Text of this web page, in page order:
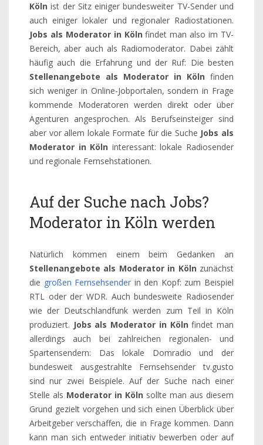
Köln ist der Sitz einiger bundesweiter TV-Sender und
auch einiger lokaler und regionaler Radiostationen.
Jobs als Moderator in Köln findet man also im TV-
Bereich, aber auch als Radiomoderator. Dabei zählt
häufig auch die Erfahrung und der Ruf: Die besten
Stellenangebote als Moderator in Köln finden
sich weniger in Online-Jobportalen, sondern in Frage
kommende Moderatoren werden direkt oder über
Agenturen angesprochen. Als Berufseinsteiger sind
aber vor allem lokale Formate für die Suche Jobs als
Moderator in Köln interessant: lokale Radiosender
und regionale Fernsehstationen.
Auf der Suche nach Jobs?
Moderator in Köln werden
Natürlich kommen einem beim Gedanken an
Stellenangebote als Moderator in Köln zunächst
die großen Fernsehsender in den Kopf: zum Beispiel
RTL oder der WDR. Auch bundesweite Radiosender
wie der Deutschlandfunk werden zum Teil in Köln
produziert. Jobs als Moderator in Köln findet man
allerdings auch bei zahlreichen regionalen- und
Spartensendern: Das lokale Domradio und der
bundesweit ausgestrahlte Fernsehsender tv.gusto
sind nur zwei Beispiele. Auf der Suche nach einer
Stelle als Moderator in Köln sollte man aus diesem
Grund gezielt vorgehen und sich einen Überblick über
Arbeitgeber verschaffen, die in Frage kommen. Dann
kann man sich entweder initiativ bewerben oder auf